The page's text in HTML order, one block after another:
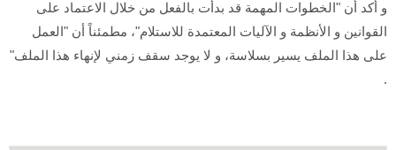
و أكد أن "الخطوات المهمة قد بدأت بالفعل من خلال الاعتماد على
القوانين و الأنظمة و الآليات المعتمدة للاستلام"، مطمئناً أن "العمل
على هذا الملف يسير بسلاسة، و لا يوجد سقف زمني لإنهاء هذا الملف"
.